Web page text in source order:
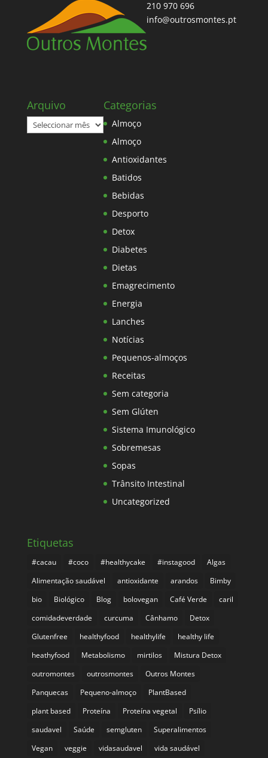
210 970 696
info@outrosmontes.pt
Arquivo
Arquivo
Categorias
Almoço
Almoço
Antioxidantes
Batidos
Bebidas
Desporto
Detox
Diabetes
Dietas
Emagrecimento
Energia
Lanches
Notícias
Pequenos-almoços
Receitas
Sem categoria
Sem Glúten
Sistema Imunológico
Sobremesas
Sopas
Trânsito Intestinal
Uncategorized
Etiquetas
#cacau #coco #healthycake #instagood
Algas
Alimentação saudável
antioxidante arandos
Bimby
bio
Biológico Blog bolovegan Café Verde
caril
comidadeverdade
curcuma Cânhamo
Detox
Glutenfree
healthyfood healthylife
healthy life
heathyfood
Metabolismo mirtilos
Mistura Detox
outromontes
outrosmontes
Outros Montes
Panquecas
Pequeno-almoço
PlantBased
plant based
Proteína Proteína vegetal
Psílio
saudavel
Saúde semgluten
Superalimentos
Vegan
veggie vidasaudavel vida saudável